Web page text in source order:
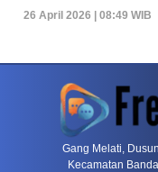
26 April 2026 | 08:49 WIB
Gang Melati,
Kecamatan